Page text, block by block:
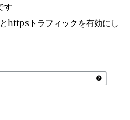
す
httpsトラフィックを有効にし